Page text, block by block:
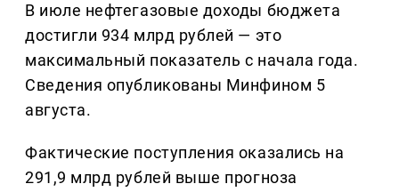
В июле нефтегазовые доходы бюджета
достигли 934 млрд рублей — это
максимальный показатель с начала года.
Сведения опубликованы Минфином 5
августа.
Фактические поступления оказались на
291,9 млрд рублей выше прогноза